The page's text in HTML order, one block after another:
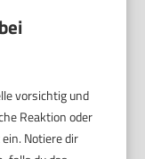
vorsichtig und
Reaktion oder
Notiere dir